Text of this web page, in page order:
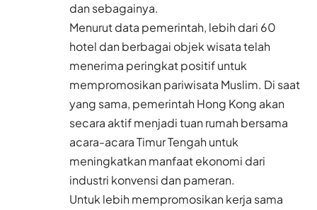
dan sebagainya.
Menurut data pemerintah, lebih dari 60
hotel dan berbagai objek wisata telah
menerima peringkat positif untuk
mempromosikan pariwisata Muslim. Di saat
yang sama, pemerintah Hong Kong akan
secara aktif menjadi tuan rumah bersama
acara-acara Timur Tengah untuk
meningkatkan manfaat ekonomi dari
industri konvensi dan pameran.
Untuk lebih mempromosikan kerja sama